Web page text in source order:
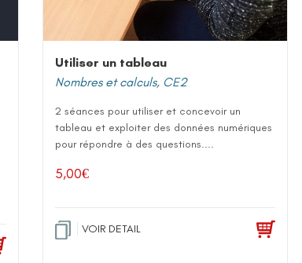
Utiliser un tableau
Nombres et calculs, CE2
2 séances pour utiliser et concevoir un
tableau et exploiter des données numériques
pour répondre à des questions....
5,00€
VOIR DETAIL